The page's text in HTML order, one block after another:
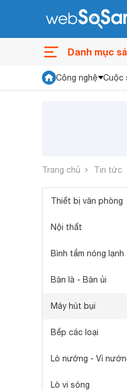
Danh mục
Công nghệ Cuộc
Trang chủ Tin tức
Thiết bị văn phòng
Nội thất
Bình tắm nóng lạnh
Bàn là - Bàn ủi
Máy hút bụi
Bếp các loại
Lò nướng - Vỉ
Lò vi sóng